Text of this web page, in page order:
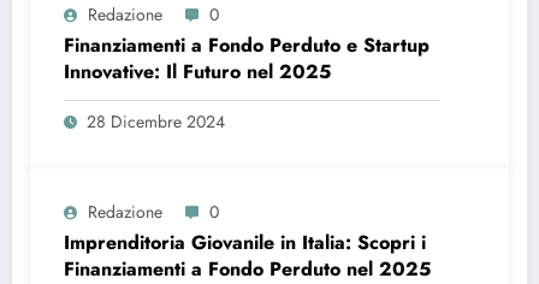
Redazione 0
Finanziamenti a Fondo Perduto e Startup
Innovative: Il Futuro nel 2025
28 Dicembre 2024
Redazione 0
Imprenditoria Giovanile in Italia: Scopri i
Finanziamenti a Fondo Perduto nel 2025